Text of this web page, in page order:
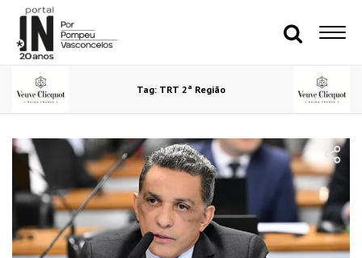
Tag: TRT 2ª Região